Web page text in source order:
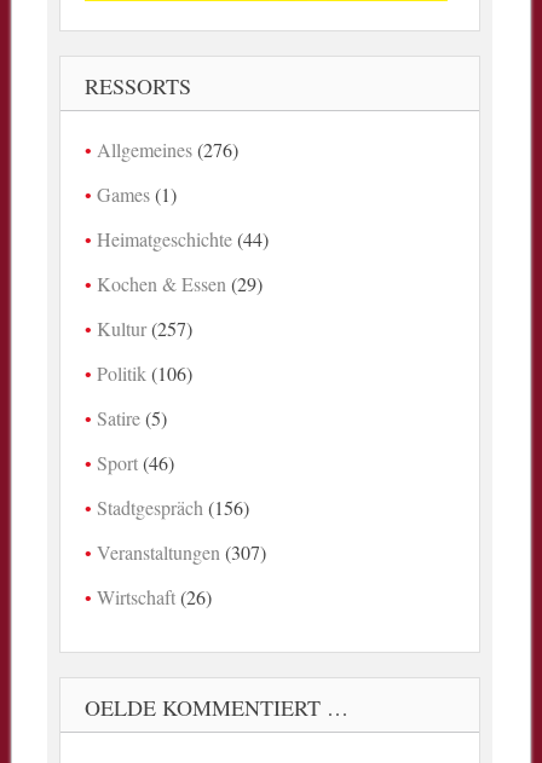
RESSORTS
Allgemeines(276)
Games(1)
Heimatgeschichte(44)
Kochen & Essen (29)
Kultur(257)
Politik (106)
Satire(5)
Sport(46)
Stadtgespräch (156)
Veranstaltungen (307)
Wirtschaft(26)
OELDE KOMMENTIERT …